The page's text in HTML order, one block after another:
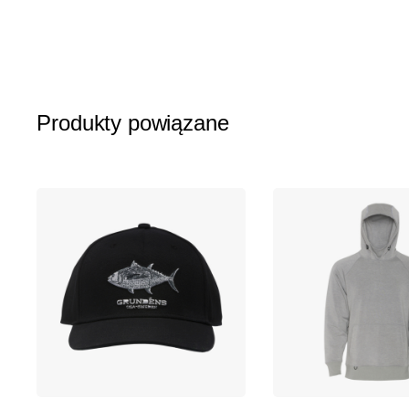
Produkty powiązane